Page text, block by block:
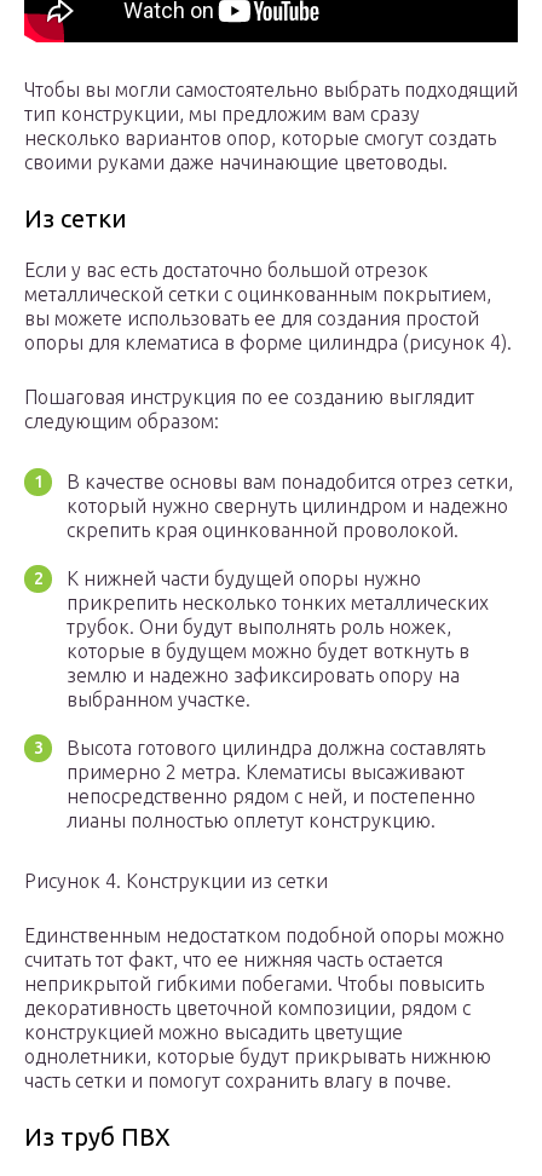
Чтобы вы могли самостоятельно выбрать подходящий
тип конструкции, мы предложим вам сразу
несколько вариантов опор, которые смогут создать
своими руками даже начинающие цветоводы.
Из сетки
Если у вас есть достаточно большой отрезок
металлической сетки с оцинкованным покрытием,
вы можете использовать ее для создания простой
опоры для клематиса в форме цилиндра (рисунок 4).
Пошаговая инструкция по ее созданию выглядит
следующим образом:
В качестве основы вам понадобится отрез сетки,
который нужно свернуть цилиндром и надежно
скрепить края оцинкованной проволокой.
К нижней части будущей опоры нужно
прикрепить несколько тонких металлических
трубок. Они будут выполнять роль ножек,
которые в будущем можно будет воткнуть в
землю и надежно зафиксировать опору на
выбранном участке.
Высота готового цилиндра должна составлять
примерно 2 метра. Клематисы высаживают
непосредственно рядом с ней, и постепенно
лианы полностью оплетут конструкцию.
Рисунок 4. Конструкции из сетки
Единственным недостатком подобной опоры можно
считать тот факт, что ее нижняя часть остается
неприкрытой гибкими побегами. Чтобы повысить
декоративность цветочной композиции, рядом с
конструкцией можно высадить цветущие
однолетники, которые будут прикрывать нижнюю
часть сетки и помогут сохранить влагу в почве.
Из труб ПВХ